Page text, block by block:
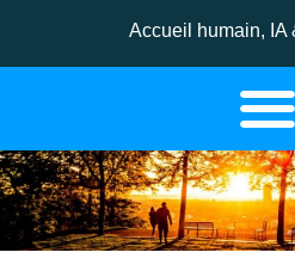
Accueil humain, IA